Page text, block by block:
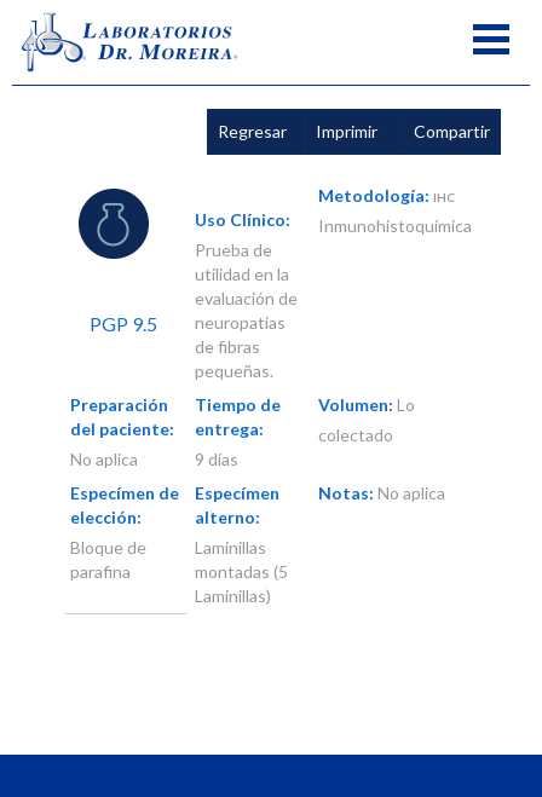
Regresar Imprimir Compartir
PGP 9.5
Uso Clínico:
Prueba de
utilidad en la
evaluación de
neuropatias
de fibras
pequeñas.
Metodología: IHC
Inmunohistoquímica
Preparación
del paciente:
No aplica
Tiempo de
entrega:
9 días
Volumen: Lo
colectado
Especímen de
elección:
Bloque de
parafina
Especímen
alterno:
Laminillas
montadas (5
Laminillas)
Notas: No aplica